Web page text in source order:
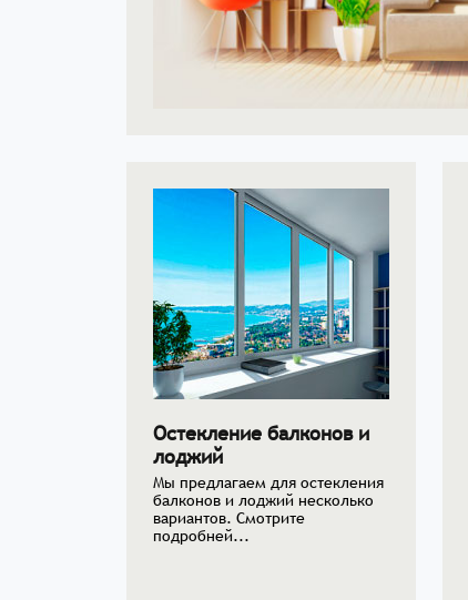
Остекление балконов и
лоджий
Мы предлагаем для остекления
балконов и лоджий несколько
вариантов. Смотрите
подробней...